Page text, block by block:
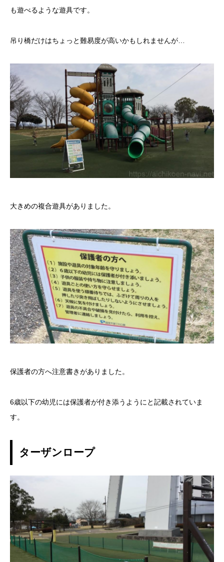
も遊べるような遊具です。
吊り橋だけはちょっと難易度が高いかもしれませんが…
大きめの複合遊具がありました。
保護者の方へ注意書きがありました。
6歳以下の幼児には保護者が付き添うようにと記載されていま
す。
ターザンロープ